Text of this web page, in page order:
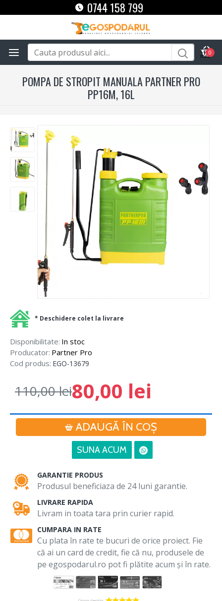
0744 158 799
0
POMPA DE STROPIT MANUALA PARTNER PRO
PP16M, 16L
Disponibilitate: In stoc
Producator: Partner Pro
Cod produs: EGO-13679
80,00 lei
110,00 lei
ADAUGĂ ÎN COŞ
SUNA ACUM
* Deschidere colet la livrare
GARANTIE PRODUS
Produsul beneficiaza de 24 luni garantie.
LIVRARE RAPIDA
Livram in toata tara prin curier rapid.
CUMPARA IN RATE
Cu plata în rate te bucuri de orice proiect. Fie
că ai un card de credit, fie că nu, produsele de
pe egospodarul.ro pot fi plătite acum și în rate.